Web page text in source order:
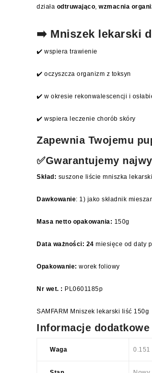
działa odtruwająco, wzmacnia
➡️ Mniszek lekarski
✔️ wspiera trawienie
✔️ oczyszcza organizm z toksyn
✔️ w okresie rekonwalescencji i
✔️ wspiera leczenie chorób skóry
Zapewnia Twojemu
✅Gwarantujemy
Skład: suszone liście mniszka
Dawkowanie: 1) jako składnik
Masa netto opakowania: 150g
Data ważności: 24 miesięce od daty
Opakowanie: worek foliowy
Nr wet. : PL0601185p
SAMFARM Mniszek lekarski liść 150g
Informacje dodatkowe
Waga 0.151